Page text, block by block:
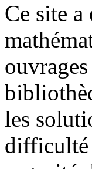
Ce site
les
difficulté